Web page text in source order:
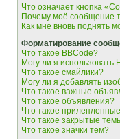
Что означает кнопка
Почему моё сообщение
Как мне вновь поднять
Форматирование
Что такое BBCode?
Могу ли я использовать
Что такое смайлики?
Могу ли я добавлять
Что такое важные
Что такое объявления?
Что такое
Что такое закрытые
Что такое значки тем?